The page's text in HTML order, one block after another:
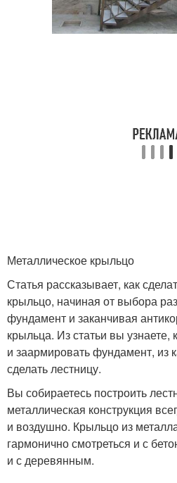
Металлическое крыльцо
Статья рассказывает, как
крыльцо, начиная от выбора
фундамент и заканчивая
крыльца. Из статьи вы узнаете,
и заармировать фундамент, из
сделать лестницу.
Вы собираетесь построить
металлическая конструкция
и воздушно. Крыльцо из
гармонично смотреться и с
и с деревянным.